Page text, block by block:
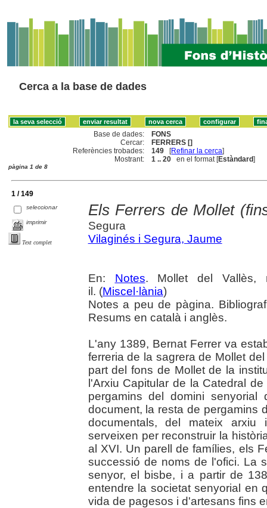
Cerca a la base de dades
Base de dades:
FONS
Cercar:
FERRERS []
Referències trobades:
149 [Refinar la cerca]
Mostrant:
1 .. 20 en el format [Estàndard]
pàgina 1 de 8
1 / 149
seleccionar
imprimir
Text complet
Els Ferrers de Mollet
Segura
Vilaginés i Segura, Jaume
En: Notes. Mollet del Vallès,
il. (Miscel·lània)
Notes a peu de pàgina.
Resums en català i anglès.
L'any 1389, Bernat Ferrer va
ferreria de la sagrera de Mollet
part del fons de Mollet de la
l'Arxiu Capitular de la Catedral
pergamins del domini senyorial
document, la resta de pergamins
documentals, del mateix
serveixen per reconstruir la
al XVI. Un parell de famílies, els
successió de noms de l'ofici. La
senyor, el bisbe, i a partir de
entendre la societat senyorial en
vida de pagesos i d'artesans fins